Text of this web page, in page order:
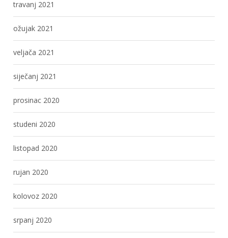
travanj 2021
ožujak 2021
veljača 2021
siječanj 2021
prosinac 2020
studeni 2020
listopad 2020
rujan 2020
kolovoz 2020
srpanj 2020